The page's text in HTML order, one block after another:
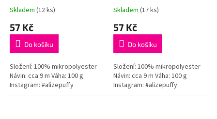
Skladem (12 ks)
57 Kč
Do košíku
Složení: 100% mikropolyester
Návin: cca 9 m Váha: 100 g
Instagram: #alizepuffy
Skladem (17 ks)
57 Kč
Do košíku
Složení: 100% mikropolyester
Návin: cca 9 m Váha: 100 g
Instagram: #alizepuffy